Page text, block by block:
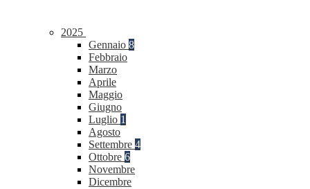
2025
Gennaio 8
Febbraio
Marzo
Aprile
Maggio
Giugno
Luglio 1
Agosto
Settembre 4
Ottobre 6
Novembre
Dicembre